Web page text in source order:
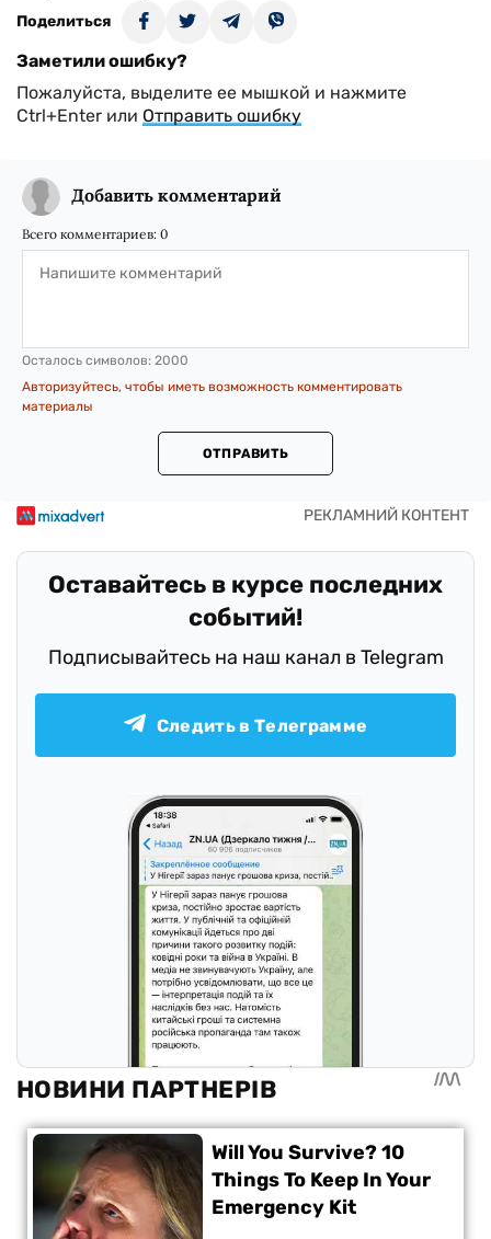
Поделиться
Заметили ошибку?
Пожалуйста, выделите ее мышкой и нажмите
Ctrl+Enter или Отправить ошибку
Добавить комментарий
Всего комментариев: 0
Осталось символов: 2000
Авторизуйтесь, чтобы иметь возможность комментировать
материалы
ОТПРАВИТЬ
Оставайтесь в курсе последних
событий!
Подписывайтесь на наш канал в Telegram
Следить в Телеграмме